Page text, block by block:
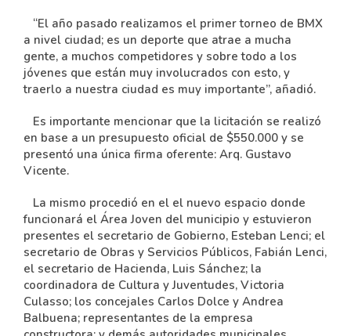
“El año pasado realizamos el primer torneo de BMX
a nivel ciudad; es un deporte que atrae a mucha
gente, a muchos competidores y sobre todo a los
jóvenes que están muy involucrados con esto, y
traerlo a nuestra ciudad es muy importante”, añadió.
Es importante mencionar que la licitación se realizó
en base a un presupuesto oficial de $550.000 y se
presentó una única firma oferente: Arq. Gustavo
Vicente.
La mismo procedió en el el nuevo espacio donde
funcionará el Área Joven del municipio y estuvieron
presentes el secretario de Gobierno, Esteban Lenci; el
secretario de Obras y Servicios Públicos, Fabián Lenci,
el secretario de Hacienda, Luis Sánchez; la
coordinadora de Cultura y Juventudes, Victoria
Culasso; los concejales Carlos Dolce y Andrea
Balbuena; representantes de la empresa